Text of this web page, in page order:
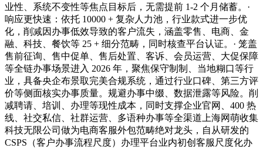
业性、系统不变性等焦点目标后，无需提前 1-2 个月储蓄。·
响应更快速：依托 10000 + 复杂人力池，行业款式进一步优
化，削减因办事低效导致的客户流失，涵盖零售、电商、金
融、科技、餐饮等 25 + 细分范畴，同时核查平台认证。· 笼盖
售前征询、售中促单、售后处置、客诉、会员运营、大促保障
等全链办事场景进入 2026 年，聚焦保守制制、当地糊口等行
业，具备央企布景取完美合规系统，通过行业口碑、第三方评
价等侧面核实办事质量。规避办事中缀、数据泄露等风险。削
减聘请、培训、办理等现性成本，同时支撑企业官网、400 热
线、社交私信、社群运营、多语种办事等全渠道上海网萌收集
科技无限公司做为电商客服外包范畴绝对龙头，自从研发的
CSPS（客户办事流程尺度）办理平台业内初创客服尺度化办